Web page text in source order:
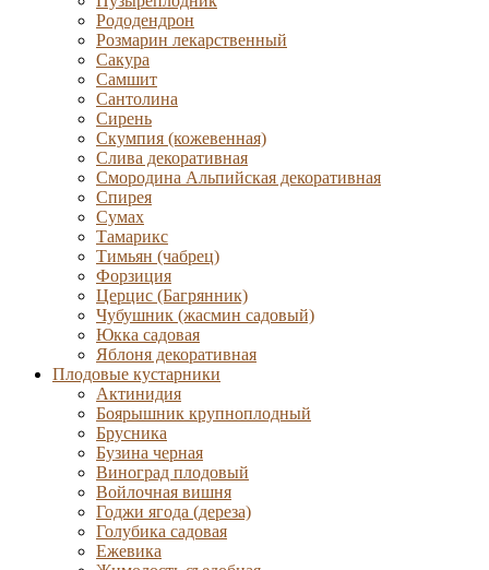
Рододендрон
Розмарин лекарственный
Сакура
Самшит
Сантолина
Сирень
Скумпия (кожевенная)
Слива декоративная
Смородина Альпийская декоративная
Спирея
Сумах
Тамарикс
Тимьян (чабрец)
Форзиция
Церцис (Багрянник)
Чубушник (жасмин садовый)
Юкка садовая
Яблоня декоративная
Плодовые кустарники
Актинидия
Боярышник крупноплодный
Брусника
Бузина черная
Виноград плодовый
Войлочная вишня
Годжи ягода (дереза)
Голубика садовая
Ежевика